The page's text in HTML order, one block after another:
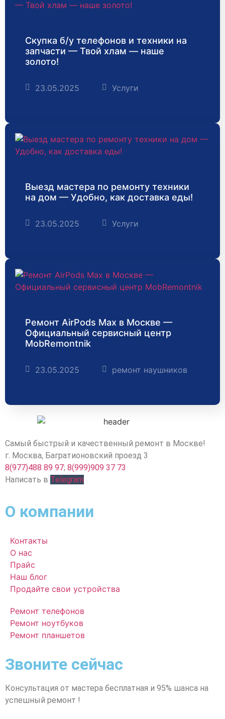
Скупка б/у телефонов и техники на
запчасти — Твой хлам — наше
золото!
23.05.2025 Услуги
Выезд мастера по ремонту техники
на дом — Удобно, как доставка еды!
23.05.2025 Услуги
Ремонт AirPods Max в Москве —
Официальный сервисный центр
MobRemontnik
23.05.2025 ремонт наушников
Самый быстрый и качественный ремонт в Москве!
г. Москва, Багратионовский проезд 3
8(977)488 89 97; 8(999)909 37 73
Написать в Telegram
О компании
Контакты
О нас
Прайс
Наш блог
Продайте свои устройства
Ремонт телефонов
Ремонт ноутбуков
Ремонт планшетов
Звоните сейчас
Консультация от мастера бесплатная и 95% шанса на
успешный ремонт !